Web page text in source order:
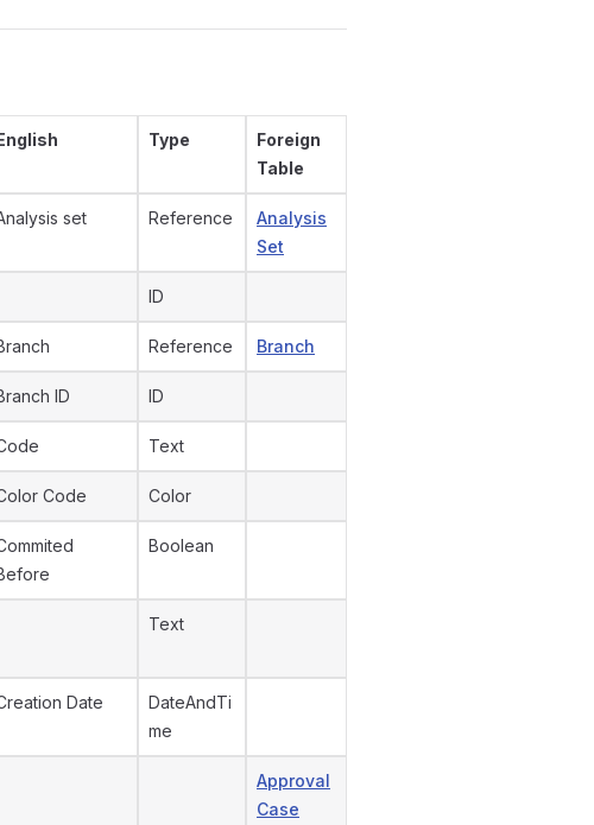
Type
Foreign
Table
set Reference
Analysis
Set
ID
Reference Branch
ID ID
Text
Code Color
Boolean
Text
Date
DateAndTi
me
Approval
Case